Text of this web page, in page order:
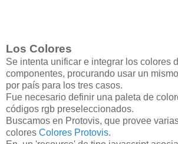
Los Colores
Se intenta unificar e integrar los colores
componentes, procurando usar un
por país para los tres casos.
Fue necesario definir una paleta de
códigos rgb preseleccionados.
Buscamos en Protovis, que provee
colores Colores Protovis.